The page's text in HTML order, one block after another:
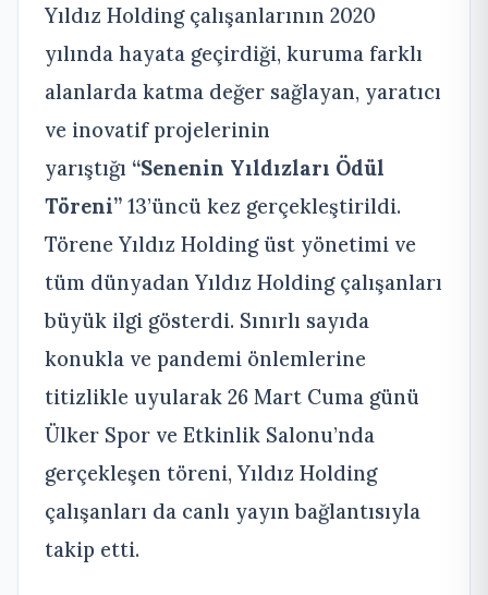
Yıldız Holding çalışanlarının 2020
yılında hayata geçirdiği, kuruma farklı
alanlarda katma değer sağlayan, yaratıcı
ve inovatif projelerinin
yarıştığı “Senenin Yıldızları Ödül
Töreni” 13’üncü kez gerçekleştirildi.
Törene Yıldız Holding üst yönetimi ve
tüm dünyadan Yıldız Holding çalışanları
büyük ilgi gösterdi. Sınırlı sayıda
konukla ve pandemi önlemlerine
titizlikle uyularak 26 Mart Cuma günü
Ülker Spor ve Etkinlik Salonu’nda
gerçekleşen töreni, Yıldız Holding
çalışanları da canlı yayın bağlantısıyla
takip etti.